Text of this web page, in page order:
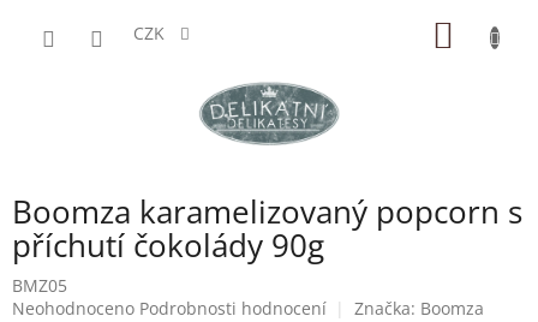
CZK
Boomza karamelizovaný popcorn s
příchutí čokolády 90g
BMZ05
Průměrné
Neohodnoceno Podrobnosti hodnocení Značka: Boomza